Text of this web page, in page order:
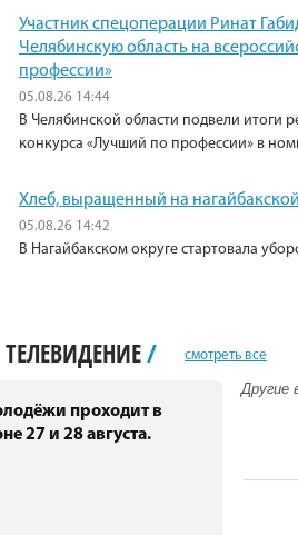
Участник спецоперации Ринат
Челябинскую область на
профессии»
05.08.26 14:44
В Челябинской области подвели итоги
конкурса «Лучший по профессии» в
Хлеб, выращенный на
05.08.26 14:42
В Нагайбакском округе стартовала
/ смотреть все
проходит в
27 и 28 августа.
Другие